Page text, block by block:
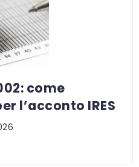
come
l’acconto IRES